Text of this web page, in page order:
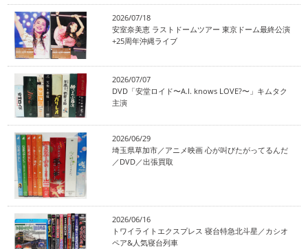
2026/07/18
安室奈美恵 ラストドームツアー 東京ドーム最終公演
+25周年沖縄ライブ
2026/07/07
DVD「安堂ロイド〜A.I. knows LOVE?〜」キムタク
主演
2026/06/29
埼玉県草加市／アニメ映画 心が叫びたがってるんだ
／DVD／出張買取
2026/06/16
トワイライトエクスプレス 寝台特急北斗星／カシオ
ペア&人気寝台列車